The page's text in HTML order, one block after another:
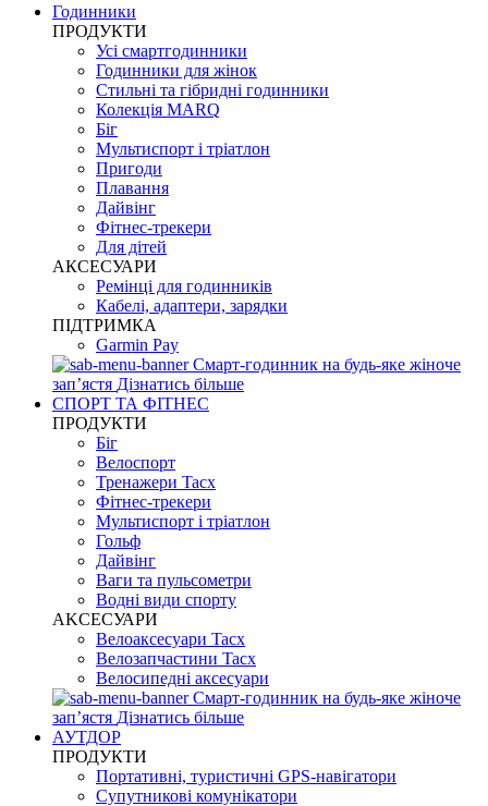
Годинники
ПРОДУКТИ
Усі смартгодинники
Годинники для жінок
Стильні та гібридні годинники
Колекція MARQ
Біг
Мультиспорт і тріатлон
Пригоди
Плавання
Дайвінг
Фітнес-трекери
Для дітей
АКСЕСУАРИ
Ремінці для годинників
Кабелі, адаптери, зарядки
ПІДТРИМКА
Garmin Pay
Смарт-годинник на будь-яке жіноче
запʼястя Дізнатись більше
СПОРТ ТА ФІТНЕС
ПРОДУКТИ
Біг
Велоспорт
Тренажери Tacx
Фітнес-трекери
Мультиспорт і тріатлон
Гольф
Дайвінг
Ваги та пульсометри
Водні види спорту
AKCЕСУАРИ
Велоаксесуари Tacx
Велозапчастини Tacx
Велосипедні аксесуари
Смарт-годинник на будь-яке жіноче
запʼястя Дізнатись більше
АУТДОР
ПРОДУКТИ
Портативні, туристичні GPS-навігатори
Супутникові комунікатори